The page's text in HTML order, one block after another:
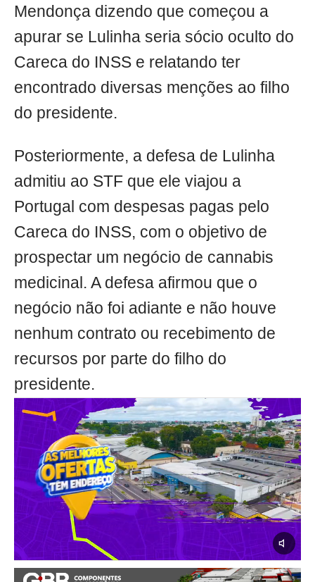
Mendonça dizendo que começou a
apurar se Lulinha seria sócio oculto do
Careca do INSS e relatando ter
encontrado diversas menções ao filho
do presidente.
Posteriormente, a defesa de Lulinha
admitiu ao STF que ele viajou a
Portugal com despesas pagas pelo
Careca do INSS, com o objetivo de
prospectar um negócio de cannabis
medicinal. A defesa afirmou que o
negócio não foi adiante e não houve
nenhum contrato ou recebimento de
recursos por parte do filho do
presidente.